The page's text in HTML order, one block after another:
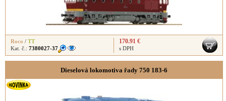
Roco / TT
Kat. č.: 7380027-37
170.91 €
s DPH
Dieselová lokomotiva řady 750 183-6